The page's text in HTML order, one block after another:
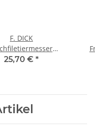
F. DICK
ErgoGrip, 21cm
25,70 € *